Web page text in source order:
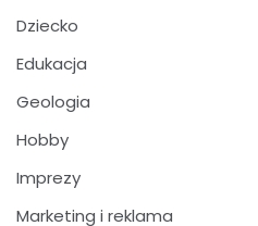
Dziecko
Edukacja
Geologia
Hobby
Imprezy
Marketing i reklama